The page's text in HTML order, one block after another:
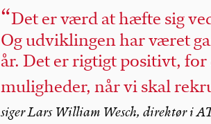
Det er værd at hæfte sig
Og udviklingen har været
år. Det er rigtigt positivt, for
muligheder, når vi skal
siger Lars William Wesch, direktør i